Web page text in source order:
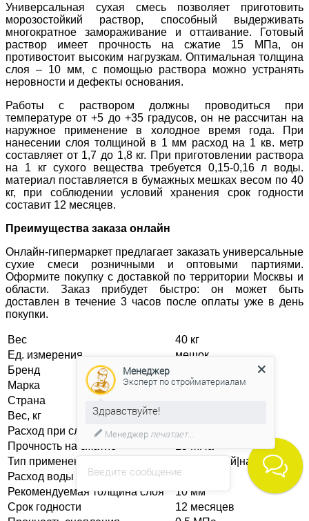
Универсальная сухая смесь позволяет приготовить
морозостойкий раствор, способный выдерживать
многократное замораживание и оттаивание. Готовый
раствор имеет прочность на сжатие 15 МПа, он
противостоит высоким нагрузкам. Оптимальная толщина
слоя – 10 мм, с помощью раствора можно устранять
неровности и дефекты основания.
Работы с раствором должны проводиться при
температуре от +5 до +35 градусов, он не рассчитан на
наружное применение в холодное время года. При
нанесении слоя толщиной в 1 мм расход на 1 кв. метр
составляет от 1,7 до 1,8 кг. При приготовлении раствора
на 1 кг сухого вещества требуется 0,15-0,16 л воды.
материал поставляется в бумажных мешках весом по 40
кг, при соблюдении условий хранения срок годности
составит 12 месяцев.
Преимущества заказа онлайн
Онлайн-гипермаркет предлагает заказать универсальные
сухие смеси розничными и оптовыми партиями.
Оформите покупку с доставкой по территории Москвы и
области. Заказ прибудет быстро: он может быть
доставлен в течение 3 часов после оплаты уже в день
покупки.
Вес
40 кг
Ед. измерения
мешок
Бренд
Марка
М150
Страна
Вес, кг
Расход при слое 1 мм
1.7-1.8 кг/кв.м
Прочность на сжатие
15 МПа
Тип применения
Внутренний|наружный
Расход воды на 1 кг смеси
0.15-0.16 л
Рекомендуемая толщина слоя
10 мм
Срок годности
12 месяцев
Введите сообщение
Менеджер
Эксперт по стройматериалам
Здравствуйте!
Менеджер печатает...